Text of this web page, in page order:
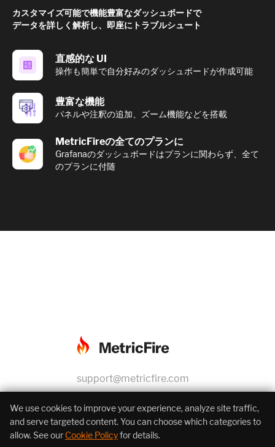
カスタマイズ可能で機能豊富なダッシュボードで
データを詳しく解析し、即座にトラブルシュート
直感的な UI
操作も簡単で自分好みのダッシュボードが作成可能
豊富な機能
パネルや注釈の追加、ズーム機能などを搭載
MetricFireの全てのプランに
Grafanaのダッシュボードはプランに関わらず、全て
のプランに付随
support@metricfire.com
+1 (855) 206-7352
We use cookies to improve your experience, analyze site traffic,
and serve targeted content. You can choose which categories to
allow. See our Cookie Policyfor details.